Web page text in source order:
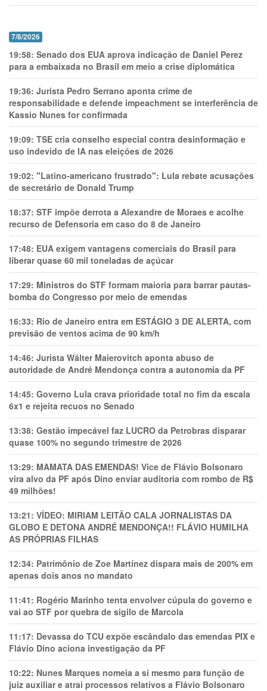
7/8/2026
19:58: Senado dos EUA aprova indicação de Daniel Perez
para a embaixada no Brasil em meio a crise diplomática
19:36: Jurista Pedro Serrano aponta crime de
responsabilidade e defende impeachment se interferência de
Kassio Nunes for confirmada
19:09: TSE cria conselho especial contra desinformação e
uso indevido de IA nas eleições de 2026
19:02: "Latino-americano frustrado": Lula rebate acusações
de secretário de Donald Trump
18:37: STF impõe derrota a Alexandre de Moraes e acolhe
recurso de Defensoria em caso do 8 de Janeiro
17:48: EUA exigem vantagens comerciais do Brasil para
liberar quase 60 mil toneladas de açúcar
17:29: Ministros do STF formam maioria para barrar pautas-
bomba do Congresso por meio de emendas
16:33: Rio de Janeiro entra em ESTÁGIO 3 DE ALERTA, com
previsão de ventos acima de 90 km/h
14:46: Jurista Wálter Maierovitch aponta abuso de
autoridade de André Mendonça contra a autonomia da PF
14:45: Governo Lula crava prioridade total no fim da escala
6x1 e rejeita recuos no Senado
13:38: Gestão impecável faz LUCRO da Petrobras disparar
quase 100% no segundo trimestre de 2026
13:29: MAMATA DAS EMENDAS! Vice de Flávio Bolsonaro
vira alvo da PF após Dino enviar auditoria com rombo de R$
49 milhões!
13:21: VÍDEO: MIRIAM LEITÃO CALA JORNALISTAS DA
GLOBO E DETONA ANDRÉ MENDONÇA!! FLÁVIO HUMILHA
AS PRÓPRIAS FILHAS
12:34: Patrimônio de Zoe Martínez dispara mais de 200% em
apenas dois anos no mandato
11:41: Rogério Marinho tenta envolver cúpula do governo e
vai ao STF por quebra de sigilo de Marcola
11:17: Devassa do TCU expõe escândalo das emendas PIX e
Flávio Dino aciona investigação da PF
10:22: Nunes Marques nomeia a si mesmo para função de
juiz auxiliar e atrai processos relativos a Flávio Bolsonaro